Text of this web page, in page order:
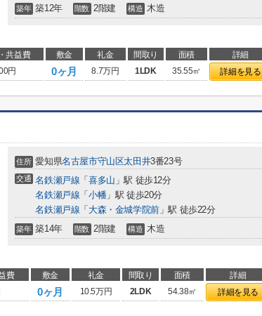
築年 築12年 階数 2階建 構造 木造
共益費 敷金 礼金 間取り 面積 詳細
円 0ヶ月 8.7万円 1LDK 35.55㎡ 詳細を見る
住所 愛知県名古屋市守山区太田井3番23号
交通 名鉄瀬戸線 「 喜多山 」駅 徒歩12分
名鉄瀬戸線 「 小幡 」駅 徒歩20分
名鉄瀬戸線 「 大森・金城学院前」駅 徒歩22分
築年 築14年 階数 2階建 構造 木造
費 敷金 礼金 間取り 面積 詳細
0ヶ月 10.5万円 2LDK 54.38㎡ 詳細を見る